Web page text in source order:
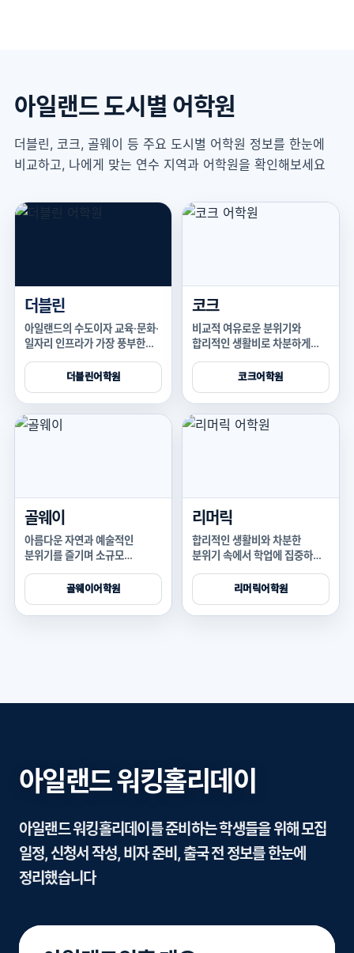
아일랜드 도시별 어학원
더블린, 코크, 골웨이 등 주요 도시별 어학원 정보를 한눈에
비교하고, 나에게 맞는 연수 지역과 어학원을 확인해보세요
더블린
아일랜드의 수도이자 교육·문화·
일자리 인프라가 가장 풍부한
대표 어학연수 도시입니다
더블린어학원
코크
비교적 여유로운 분위기와
합리적인 생활비로 차분하게
공부하기 좋은 아일랜드 제2의
도시입니다코크어학원
골웨이
아름다운 자연과 예술적인
분위기를 즐기며 소규모
환경에서 영어를 배우기 좋은
도시입니다골웨이어학원
리머릭
합리적인 생활비와 차분한
분위기 속에서 학업에 집중하기
좋은 아일랜드 중서부
도시입니다리머릭어학원
아일랜드 워킹홀리데이
아일랜드 워킹홀리데이를 준비하는 학생들을 위해 모집
일정, 신청서 작성, 비자 준비, 출국 전 정보를 한눈에
정리했습니다